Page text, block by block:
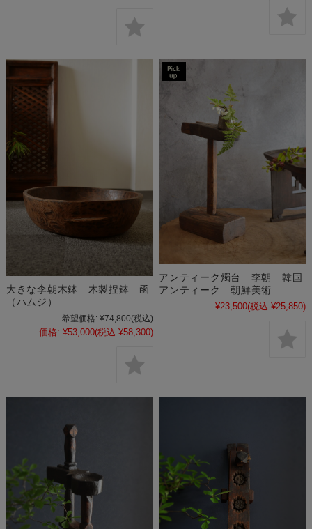
大きな李朝木鉢 木製捏鉢 函
（ハムジ）
希望価格: ¥74,800(税込)
価格: ¥53,000(税込 ¥58,300)
アンティーク燭台 李朝 韓国
アンティーク 朝鮮美術
¥23,500(税込 ¥25,850)